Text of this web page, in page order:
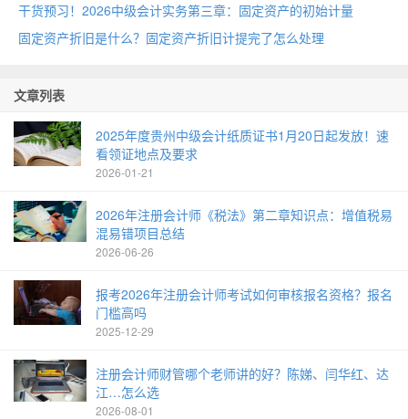
干货预习！2026中级会计实务第三章：固定资产的初始计量
固定资产折旧是什么？固定资产折旧计提完了怎么处理
文章列表
2025年度贵州中级会计纸质证书1月20日起发放！速
看领证地点及要求
2026-01-21
2026年注册会计师《税法》第二章知识点：增值税易
混易错项目总结
2026-06-26
报考2026年注册会计师考试如何审核报名资格？报名
门槛高吗
2025-12-29
注册会计师财管哪个老师讲的好？陈娣、闫华红、达
江…怎么选
2026-08-01